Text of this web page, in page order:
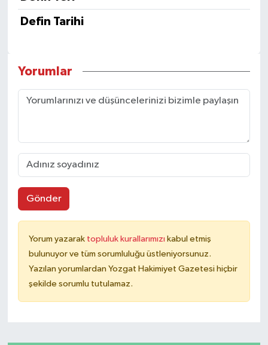
Defin Tarihi
Yorumlar
Gönder
Yorum yazarak topluluk kurallarımızı kabul etmiş
bulunuyor ve tüm sorumluluğu üstleniyorsunuz.
Yazılan yorumlardan Yozgat Hakimiyet Gazetesi hiçbir
şekilde sorumlu tutulamaz.